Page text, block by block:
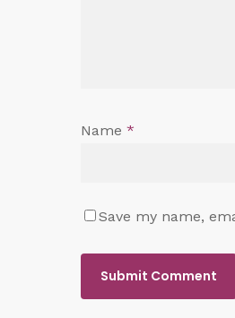
Name *
Save my name,